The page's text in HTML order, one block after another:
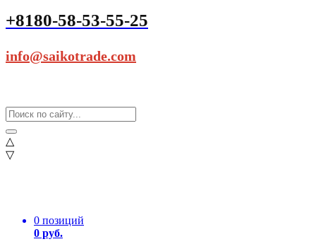
+8180-58-53-55-25
info@saikotrade.com
△
▽
0 позиций
0 руб.